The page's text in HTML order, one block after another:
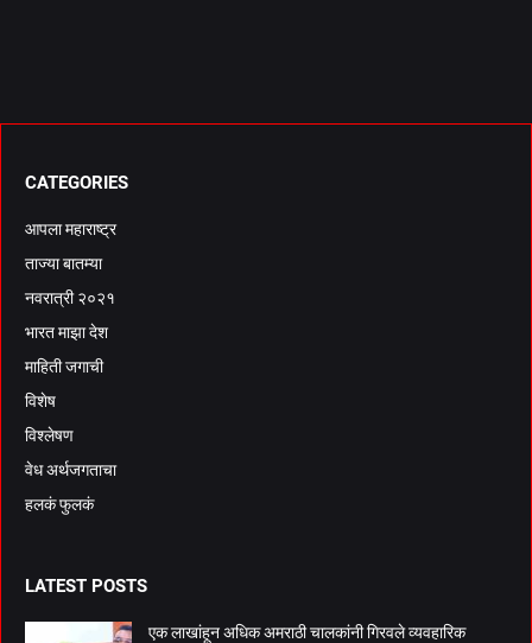
CATEGORIES
आपला महाराष्ट्र
ताज्या बातम्या
नवरात्री २०२१
भारत माझा देश
माहिती जगाची
विशेष
विश्लेषण
वेध अर्थजगताचा
हलकं फुलकं
LATEST POSTS
एक लाखांहून अधिक अमराठी चालकांनी गिरवले व्यवहारिक